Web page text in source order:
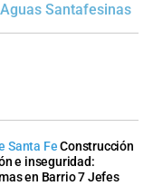
Aguas Santafesinas
Santa FeConstrucción
e inseguridad:
en Barrio 7 Jefes